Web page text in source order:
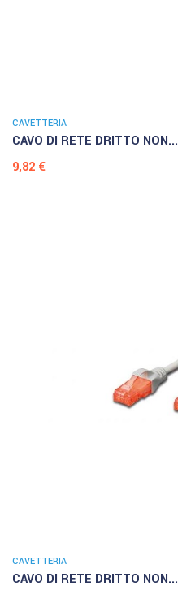
CAVETTERIA
CAVO DI RETE DRITTO NON...
Prezzo
9,82 €
CAVETTERIA
CAVO DI RETE DRITTO NON...